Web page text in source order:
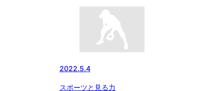
2022.5.4
スポーツと見る力